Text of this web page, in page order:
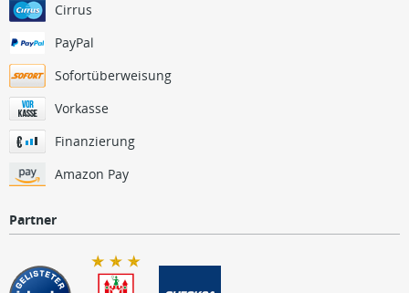
Cirrus
PayPal
Sofortüberweisung
Vorkasse
Finanzierung
Amazon Pay
Partner